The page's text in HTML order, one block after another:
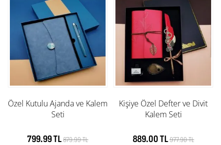
Özel Kutulu Ajanda ve Kalem
Seti
799.99 TL879.99 TL
Kişiye Özel Defter ve Divit
Kalem Seti
889.00 TL977.90 TL